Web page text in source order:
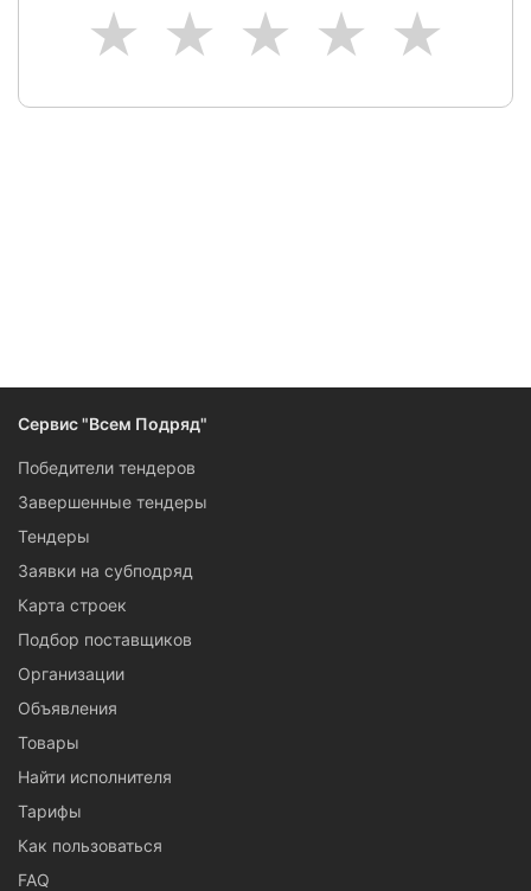
5
4
3
2
1
Сервис "Всем Подряд"
Победители тендеров
Завершенные тендеры
Тендеры
Заявки на субподряд
Карта строек
Подбор поставщиков
Организации
Объявления
Товары
Найти исполнителя
Тарифы
Как пользоваться
FAQ